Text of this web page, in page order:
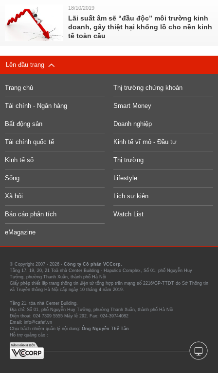
18/10/2019
Lãi suất âm sẽ “đầu độc” môi trường kinh
doanh, gây thiệt hại khổng lồ cho nền kinh
tế toàn cầu
Lên đầu trang
Trang chủ Thị trường chứng khoán
Tài chính - Ngân hàng Smart Money
Bất động sản Doanh nghiệp
Tài chính quốc tế Kinh tế vĩ mô - Đầu tư
Kinh tế số Thị trường
Sống Lifestyle
Xã hội Lịch sự kiện
Báo cáo phân tích Watch List
eMagazine
© Copyright 2007 - 2026 - Công ty Cổ phần VCCorp.
Tầng 17, 19, 20, 21 Toà nhà Center Building - Hapulico Complex, Số 01, phố Nguyễn Huy
Tưởng, phường Thanh Xuân, thành phố Hà Nội
Giấy phép thiết lập trang thông tin điện tử tổng hợp trên mạng số 2216/GP-TTĐT do Sở Thông tin
và Truyền thông Hà Nội cấp ngày 10 tháng 4 năm 2019.
Tầng 21, tòa nhà Center Building.
Địa chỉ: Số 01, phố Nguyễn Huy Tưởng, phường Thanh Xuân, thành phố Hà Nội
Điện thoại: 024 7309 5555 Máy lẻ 292. Fax: 024-39744082
Email: info@cafef.vn
Chịu trách nhiệm quản lý nội dung: Ông Nguyễn Thế Tân
Hỗ trợ quảng cáo :